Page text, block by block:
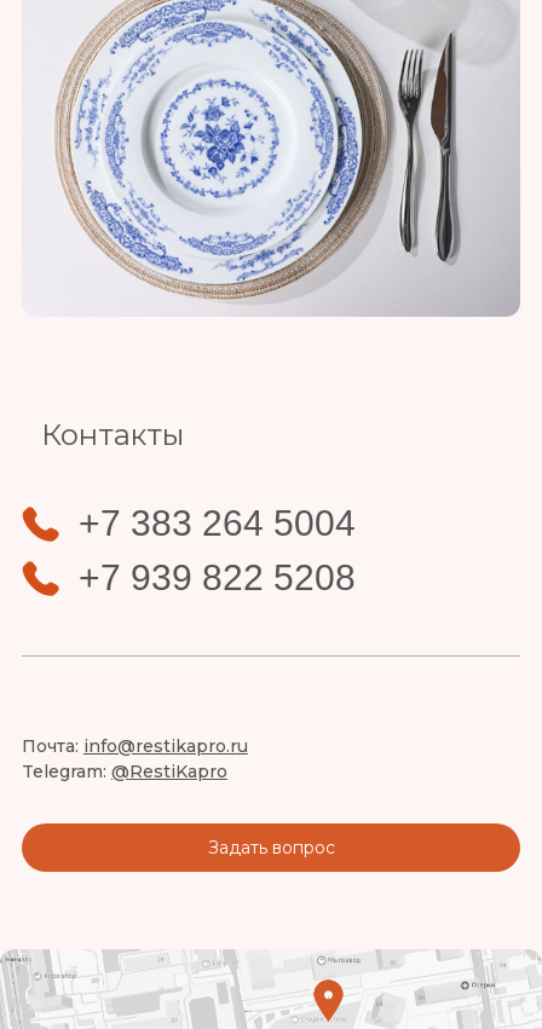
Контакты
+7 383 264 5004
+7 939 822 5208
Почта: info@restikapro.ru
Telegram: @RestiKapro
Задать вопрос